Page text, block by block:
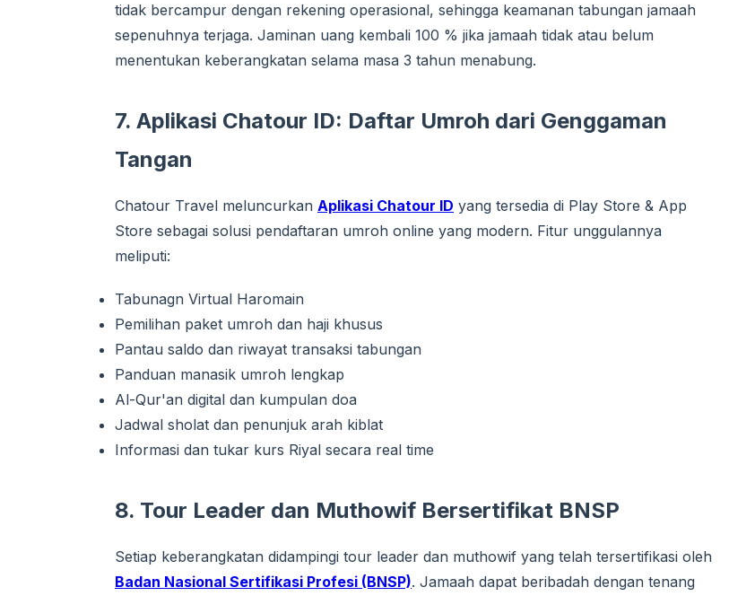
tidak bercampur dengan rekening operasional, sehingga keamanan tabungan jamaah
sepenuhnya terjaga. Jaminan uang kembali 100 % jika jamaah tidak atau belum
menentukan keberangkatan selama masa 3 tahun menabung.
7. Aplikasi Chatour ID: Daftar Umroh dari Genggaman
Tangan
Chatour Travel meluncurkan Aplikasi Chatour ID yang tersedia di Play Store & App
Store sebagai solusi pendaftaran umroh online yang modern. Fitur unggulannya
meliputi:
Tabunagn Virtual Haromain
Pemilihan paket umroh dan haji khusus
Pantau saldo dan riwayat transaksi tabungan
Panduan manasik umroh lengkap
Al-Qur'an digital dan kumpulan doa
Jadwal sholat dan penunjuk arah kiblat
Informasi dan tukar kurs Riyal secara real time
8. Tour Leader dan Muthowif Bersertifikat BNSP
Setiap keberangkatan didampingi tour leader dan muthowif yang telah tersertifikasi oleh
Badan Nasional Sertifikasi Profesi (BNSP). Jamaah dapat beribadah dengan tenang